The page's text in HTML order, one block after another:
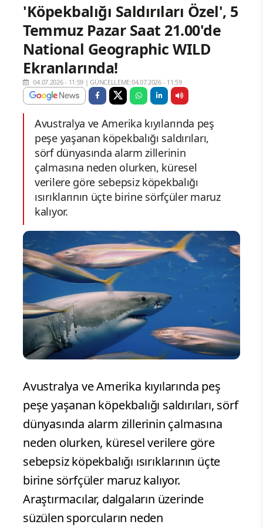
'Köpekbalığı Saldırıları Özel', 5
Temmuz Pazar Saat 21.00'de
National Geographic WILD
Ekranlarında!
04.07.2026 - 11:59 |GÜNCELLEME:04.07.2026 - 11:59
Avustralya ve Amerika kıyılarında peş
peşe yaşanan köpekbalığı saldırıları,
sörf dünyasında alarm zillerinin
çalmasına neden olurken, küresel
verilere göre sebepsiz köpekbalığı
ısırıklarının üçte birine sörfçüler maruz
kalıyor.
Avustralya ve Amerika kıyılarında peş
peşe yaşanan köpekbalığı saldırıları, sörf
dünyasında alarm zillerinin çalmasına
neden olurken, küresel verilere göre
sebepsiz köpekbalığı ısırıklarının üçte
birine sörfçüler maruz kalıyor.
Araştırmacılar, dalgaların üzerinde
süzülen sporcuların neden